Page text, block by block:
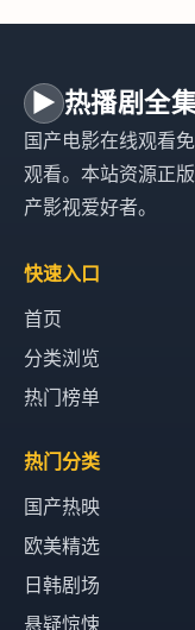
▶ 热播剧全
国产电影在线观看
观看。本站资源正
产影视爱好者。
快速入口
首页
分类浏览
热门榜单
热门分类
国产热映
欧美精选
日韩剧场
悬疑惊悚